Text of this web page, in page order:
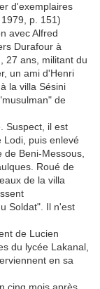
d'exemplaires
, 1979, p. 151)
avec Alfred
Durafour à
27 ans, militant du
un ami d'Henri
la villa Sésini
de
Suspect, il est
Lodi, puis enlevé
Beni-Messous,
Roué de
de la villa
Soldat". Il n'est
de Lucien
du lycée Lakanal,
en sa